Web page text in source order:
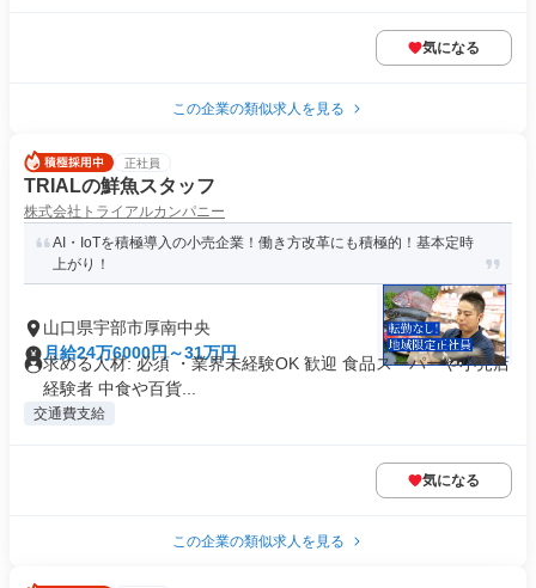
気になる
この企業の類似求人を見る
正社員
TRIALの鮮魚スタッフ
株式会社トライアルカンパニー
AI・IoTを積極導入の小売企業！働き方改革にも積極的！基本定時
上がり！
山口県宇部市厚南中央
月給24万6000円～31万円
求める人材: 必須 ・業界未経験OK 歓迎 食品スーパーや小売店
経験者 中食や百貨...
交通費支給
気になる
この企業の類似求人を見る